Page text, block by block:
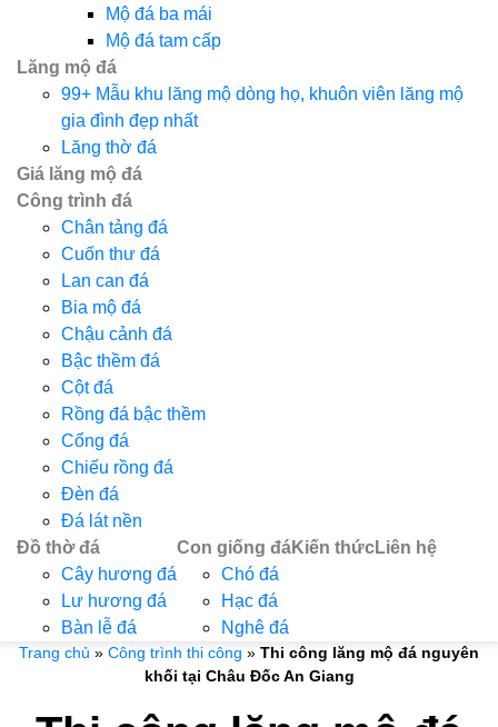
Mộ đá ba mái
Mộ đá tam cấp
Lăng mộ đá
99+ Mẫu khu lăng mộ dòng họ, khuôn viên lăng mộ
gia đình đẹp nhất
Lăng thờ đá
Giá lăng mộ đá
Công trình đá
Chân tảng đá
Cuốn thư đá
Lan can đá
Bia mộ đá
Chậu cảnh đá
Bậc thềm đá
Cột đá
Rồng đá bậc thềm
Cổng đá
Chiếu rồng đá
Đèn đá
Đá lát nền
Đồ thờ đá
Cây hương đá
Lư hương đá
Bàn lễ đá
Con giống đá
Chó đá
Hạc đá
Nghê đá
Kiến thứcLiên hệ
Trang chủ » Công trình thi công » Thi công lăng mộ đá nguyên
khối tại Châu Đốc An Giang